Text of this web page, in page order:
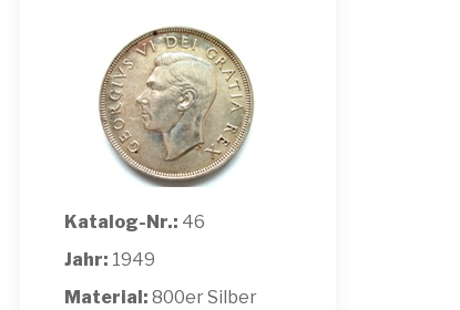
Katalog-Nr.: 46
Jahr: 1949
Material: 800er Silber